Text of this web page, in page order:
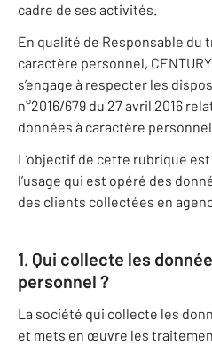
cadre de ses activités.
En qualité de Responsable du
caractère personnel,
s’engage à respecter les
n°2016/679 du 27 avril 2016
données à caractère personnel
L’objectif de cette rubrique
l’usage qui est opéré des
des clients collectées en
1. Qui collecte les
personnel ?
La société qui collecte les
et mets en œuvre les